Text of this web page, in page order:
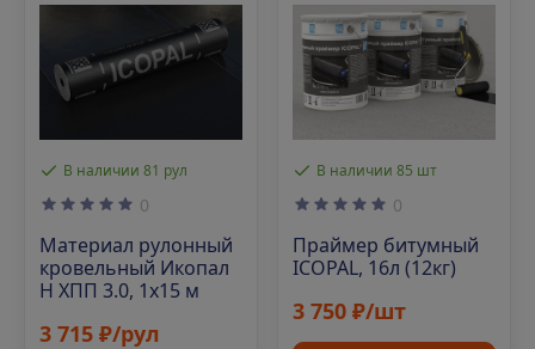
В наличии 81 рул
0
Материал рулонный
кровельный Икопал
Н ХПП 3.0, 1х15 м
3 715 ₽/рул
В наличии 85 шт
0
Праймер битумный
ICOPAL, 16л (12кг)
3 750 ₽/шт